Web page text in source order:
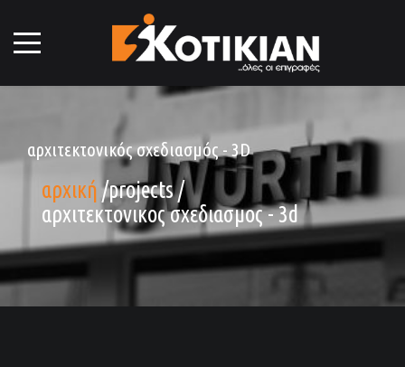
αρχιτεκτονικός σχεδιασμός - 3D
αρχική /projects/
αρχιτεκτονικος σχεδιασμος - 3d